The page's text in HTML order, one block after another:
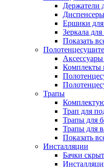
Держатели
Ершики для
Зеркала
Показать
Комплекты
Трапы
Трап для
Трапы для
Трапы для
Показать
Инсталляции
Бачки